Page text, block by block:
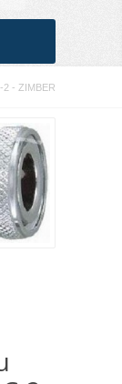
2 - ZIMBER